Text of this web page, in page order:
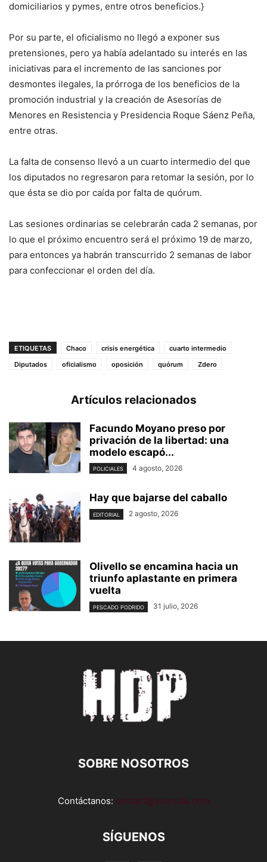
domiciliarios y pymes, entre otros beneficios.}
Por su parte, el oficialismo no llegó a exponer sus
pretensiones, pero ya había adelantado su interés en las
iniciativas para el incremento de las sanciones por
desmontes ilegales, la prórroga de los beneficios de la
promoción industrial y la creación de Asesorías de
Menores en Resistencia y Presidencia Roque Sáenz Peña,
entre otras.
La falta de consenso llevó a un cuarto intermedio del que
los diputados no regresaron para retomar la sesión, por lo
que ésta se dio por caída por falta de quórum.
Las sesiones ordinarias se celebrarán cada 2 semanas, por
lo que el próximo encuentro será el próximo 19 de marzo,
para entonces ya habrán transcurrido 2 semanas de labor
para confeccionar el orden del día.
ETIQUETAS Chaco crisis energética
cuarto intermedio
Diputados
oficialismo oposición quórum Zdero
Artículos relacionados
Facundo Moyano preso por
privación de la libertad: una
modelo escapó...
POLICIALES 4 agosto, 2026
Hay que bajarse del caballo
EDITORIAL 2 agosto, 2026
Olivello se encamina hacia un
triunfo aplastante en primera
vuelta
PESCADO PODRIDO 31 julio, 2026
SOBRE NOSOTROS
Contáctanos: contact@yoursite.com
SÍGUENOS